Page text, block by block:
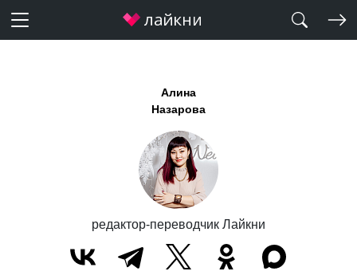
Алина
Назарова
редактор-переводчик Лайкни